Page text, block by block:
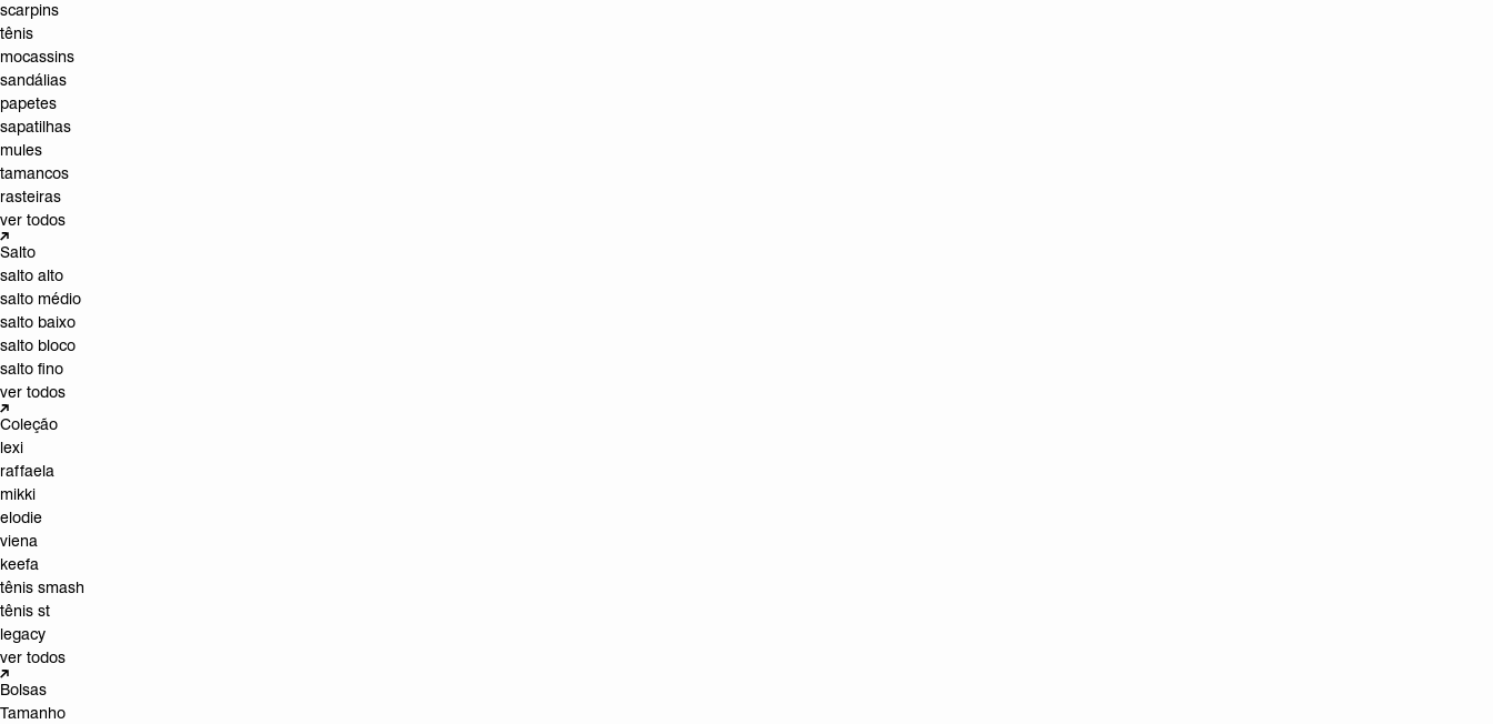
scarpins
tênis
mocassins
sandálias
papetes
sapatilhas
mules
tamancos
rasteiras
ver todos
Salto
salto alto
salto médio
salto baixo
salto bloco
salto fino
ver todos
Coleção
lexi
raffaela
mikki
elodie
viena
keefa
tênis smash
tênis st
legacy
ver todos
Bolsas
Tamanho